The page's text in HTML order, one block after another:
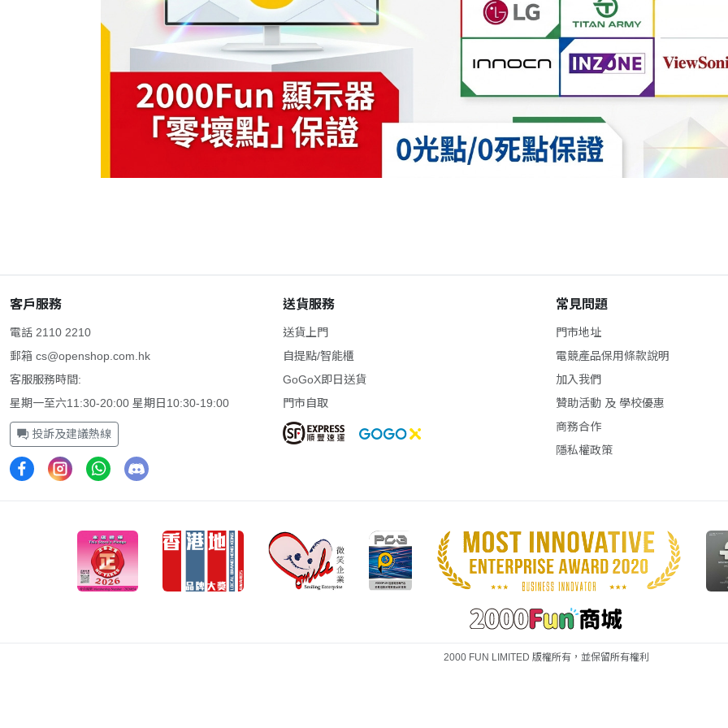
客戶服務
電話 2110 2210
郵箱 cs@openshop.com.hk
客服服務時間:
星期一至六11:30-20:00 星期日10:30-19:00
投訴及建議熱線
送貨服務
送貨上門
自提點/智能櫃
GoGoX即日送貨
門市自取
常見問題
門市地址
電競產品保用條款說明
加入我們
贊助活動 及 學校優惠
商務合作
隱私權政策
2000 FUN LIMITED 版權所有，並保留所有權利